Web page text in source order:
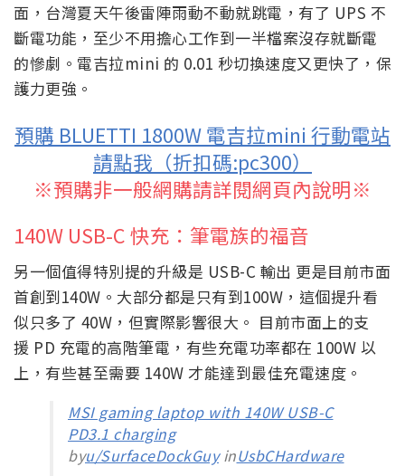
面，台灣夏天午後雷陣雨動不動就跳電，有了 UPS 不
斷電功能，至少不用擔心工作到一半檔案沒存就斷電
的慘劇。電吉拉mini 的 0.01 秒切換速度又更快了，保
護力更強。
預購 BLUETTI 1800W 電吉拉mini 行動電站
請點我（折扣碼:pc300）
※預購非一般網購請詳閱網頁內說明※
140W USB-C 快充：筆電族的福音
另一個值得特別提的升級是 USB-C 輸出 更是目前市面
首創到140W。大部分都是只有到100W，這個提升看
似只多了 40W，但實際影響很大。 目前市面上的支
援 PD 充電的高階筆電，有些充電功率都在 100W 以
上，有些甚至需要 140W 才能達到最佳充電速度。
MSI gaming laptop with 140W USB-C
PD3.1 charging
byu/SurfaceDockGuyinUsbCHardware